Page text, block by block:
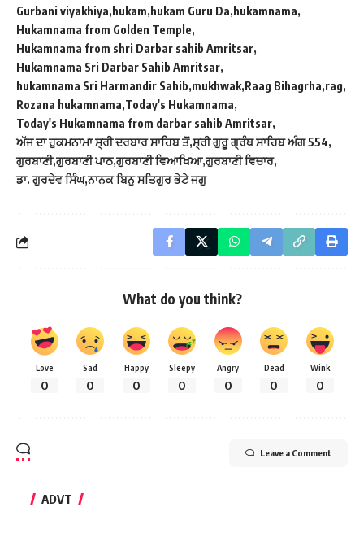
Gurbani viyakhiya hukam hukam Guru Da hukamnama
Hukamnama from Golden Temple
Hukamnama from shri Darbar sahib Amritsar
Hukamnama Sri Darbar Sahib Amritsar
hukamnama Sri Harmandir Sahib mukhwak Raag Bihagrha rag
Rozana hukamnama Today's Hukamnama
Today's Hukamnama from darbar sahib Amritsar
ਅੱਜ ਦਾ ਹੁਕਮਨਾਮਾ ਸ੍ਰੀ ਦਰਬਾਰ ਸਾਹਿਬ ਤੋਂ ਸ੍ਰੀ ਗੁਰੂ ਗ੍ਰੰਥ ਸਾਹਿਬ ਅੰਗ 554
ਗੁਰਬਾਣੀ ਗੁਰਬਾਣੀ ਪਾਠ ਗੁਰਬਾਣੀ ਵਿਆਖਿਆ ਗੁਰਬਾਣੀ ਵਿਚਾਰ
ਡਾ. ਗੁਰਦੇਵ ਸਿੰਘ ਨਾਨਕ ਬਿਨੁ ਸਤਿਗੁਰ ਭੇਟੇ ਜਗੁ
What do you think?
Love
0
Sad
0
Happy
0
Sleepy
0
Angry
0
Dead
0
Wink
0
Leave a Comment
ADVT